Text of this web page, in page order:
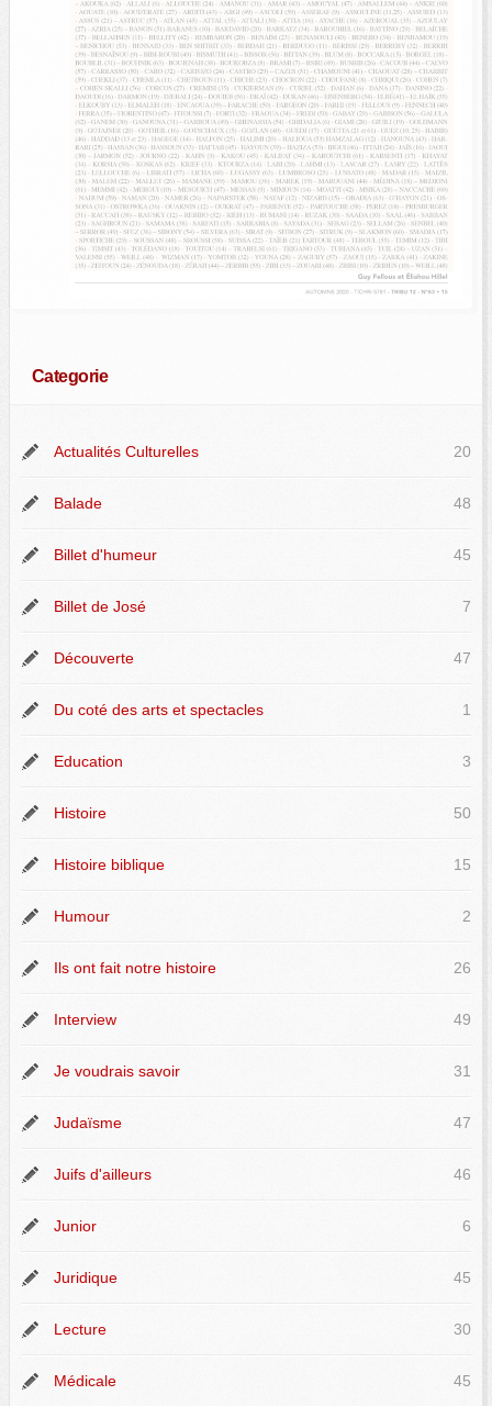
Categorie
Actualités Culturelles 20
Balade 48
Billet d'humeur 45
Billet de José 7
Découverte 47
Du coté des arts et spectacles 1
Education 3
Histoire 50
Histoire biblique 15
Humour 2
Ils ont fait notre histoire 26
Interview 49
Je voudrais savoir 31
Judaïsme 47
Juifs d'ailleurs 46
Junior 6
Juridique 45
Lecture 30
Médicale 45